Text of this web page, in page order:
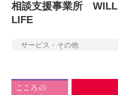
相談支援事業所 WILL
LIFE
サービス・その他